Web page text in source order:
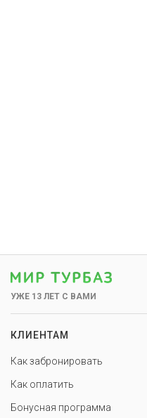
УЖЕ 13 ЛЕТ С ВАМИ
КЛИЕНТАМ
Как забронировать
Как оплатить
Бонусная программа